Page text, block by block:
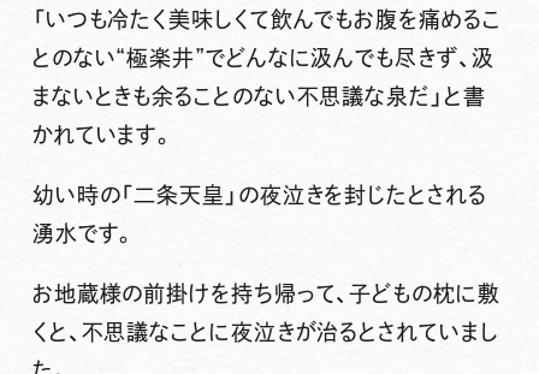
「いつも冷たく美味しくて飲んでもお腹を痛めるこ
とのない“極楽井”でどんなに汲んでも尽きず、汲
まないときも余ることのない不思議な泉だ」と書
かれています。
幼い時の「二条天皇」の夜泣きを封じたとされる
湧水です。
お地蔵様の前掛けを持ち帰って、子どもの枕に敷
くと、不思議なことに夜泣きが治るとされていまし